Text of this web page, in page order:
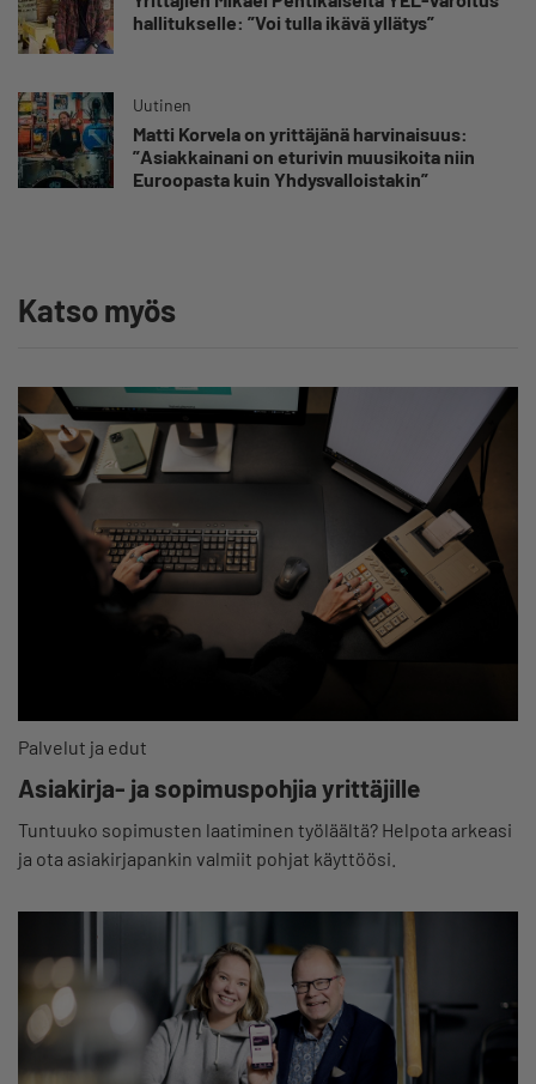
hallitukselle: ”Voi tulla ikävä yllätys”
Uutinen
Matti Korvela on yrittäjänä harvinaisuus:
”Asiakkainani on eturivin muusikoita niin
Euroopasta kuin Yhdysvalloistakin”
Katso myös
Palvelut ja edut
Asiakirja- ja sopimuspohjia yrittäjille
Tuntuuko sopimusten laatiminen työläältä? Helpota arkeasi
ja ota asiakirjapankin valmiit pohjat käyttöösi.